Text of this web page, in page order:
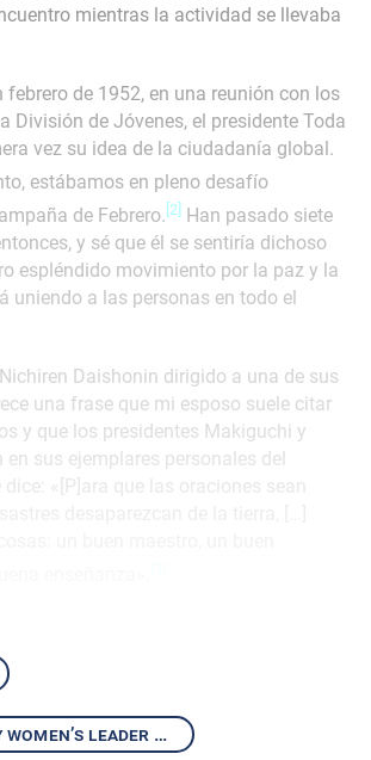
mientras la actividad se llevaba
febrero de 1952, en una reunión con los
División de Jóvenes, el presidente Toda
vez su idea de la ciudadanía global.
estábamos en pleno desafío
de Febrero. [2]
Han pasado siete
y sé que él se sentiría dichoso
espléndido movimiento por la paz y la
uniendo a las personas en todo el
Daishonin dirigido a una de sus
una frase que mi esposo suele citar
y que los presidentes Makiguchi y
sus ejemplares personales del
sgi honorary women’s leader kaneko ikeda